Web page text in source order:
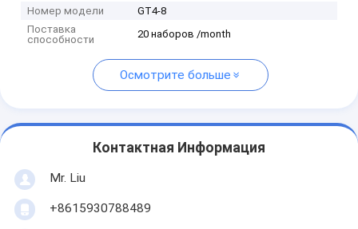
Номер модели
GT4-8
Поставка
способности
20 наборов /month
Осмотрите больше
Контактная Информация
Mr. Liu
+8615930788489